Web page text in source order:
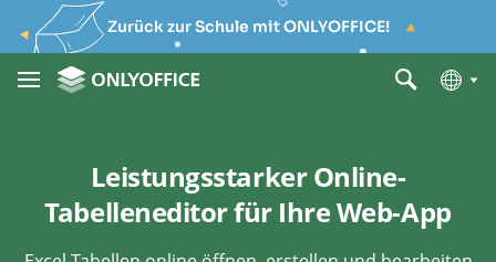
Zurück zur Schule mit ONLYOFFICE!
Leistungsstarker Online-
Tabelleneditor für Ihre Web-App